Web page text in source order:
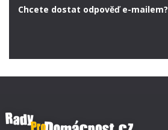
Chcete dostat odpověď e-mailem?